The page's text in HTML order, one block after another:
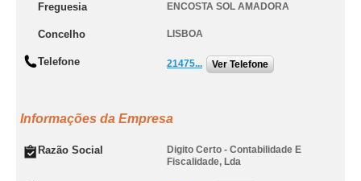
Freguesia ENCOSTA SOL AMADORA
Concelho LISBOA
Telefone 21475... Ver Telefone
Informações da Empresa
Razão Social
Digito Certo - Contabilidade E
Fiscalidade, Lda